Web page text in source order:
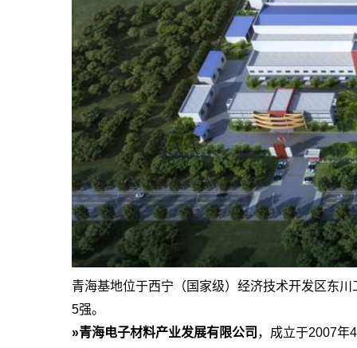
青海基地位于西宁（国家级）经济技术开发区东
5强。
»青海电子材料产业发展有限公司 ，成立于2007年